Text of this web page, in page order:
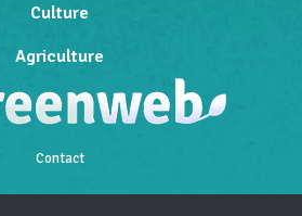
Culture
Agriculture
Contact